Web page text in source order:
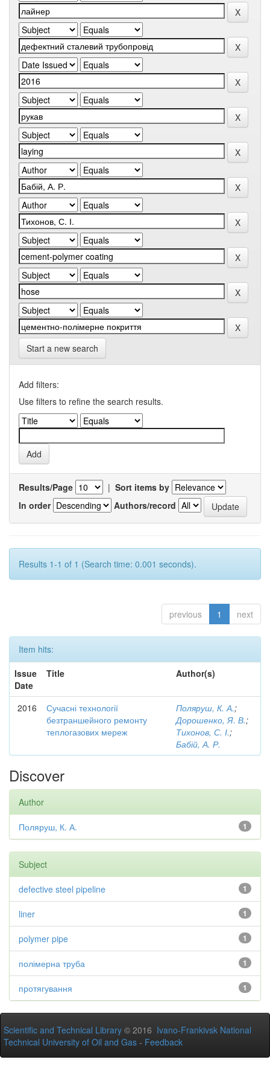
Start a new search
Add filters:
Use filters to refine the search results.
Results/Page | Sort items by
In order
Authors/record
Results 1-1 of 1 (Search time: 0.001 seconds).
previous 1 next
Item hits:
Issue
Date
Title Author(s)
2016
Сучасні технології
безтраншейного ремонту
теплогазових мереж
Поляруш, К. А.;
Дорошенко, Я. В.;
Тихонов, С. І.;
Бабій, А. Р.
Discover
Author
1
Поляруш, К. А.
Subject
1
defective steel pipeline
1
liner
1
polymer pipe
1
полімерна труба
1
протягування
Scientific and Technical Library © 2016 Ivano-Frankivsk National
Technical University of Oil and Gas - Feedback